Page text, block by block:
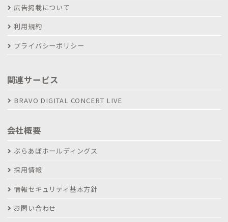
広告掲載について
利用規約
プライバシーポリシー
関連サービス
BRAVO DIGITAL CONCERT LIVE
会社概要
ぶらあぼホールディングス
採用情報
情報セキュリティ基本方針
お問い合わせ